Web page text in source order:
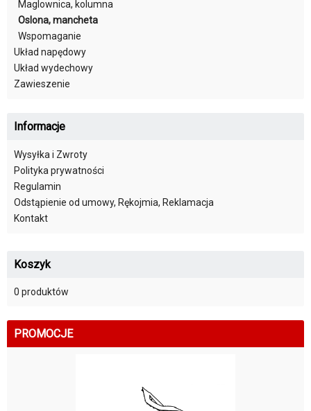
Maglownica, kolumna
Oslona, mancheta
Wspomaganie
Układ napędowy
Układ wydechowy
Zawieszenie
Informacje
Wysyłka i Zwroty
Polityka prywatności
Regulamin
Odstąpienie od umowy, Rękojmia, Reklamacja
Kontakt
Koszyk
0 produktów
PROMOCJE